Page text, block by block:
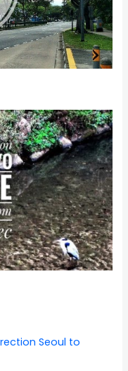
Seoul to